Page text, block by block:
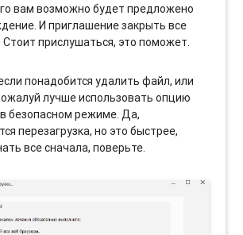
вам возможно будет предложено
И приглашение закрыть все
Стоит прислушаться, это поможет.
понадобится удалить файл, или
лучше использовать опцию
безопасном режиме. Да,
перезагрузка, но это быстрее,
все сначала, поверьте.